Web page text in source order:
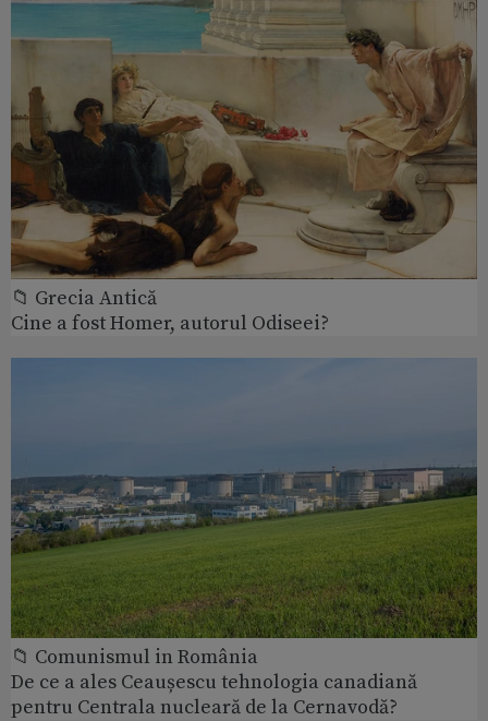
📁 Grecia Antică
Cine a fost Homer, autorul Odiseei?
📁 Comunismul in România
De ce a ales Ceaușescu tehnologia canadiană
pentru Centrala nucleară de la Cernavodă?